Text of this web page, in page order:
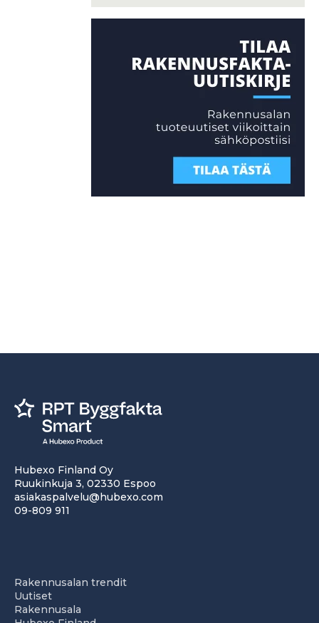
Hubexo Finland Oy
Ruukinkuja 3, 02330 Espoo
asiakaspalvelu@hubexo.com
09-809 911
Rakennusalan trendit
Uutiset
Rakennusala